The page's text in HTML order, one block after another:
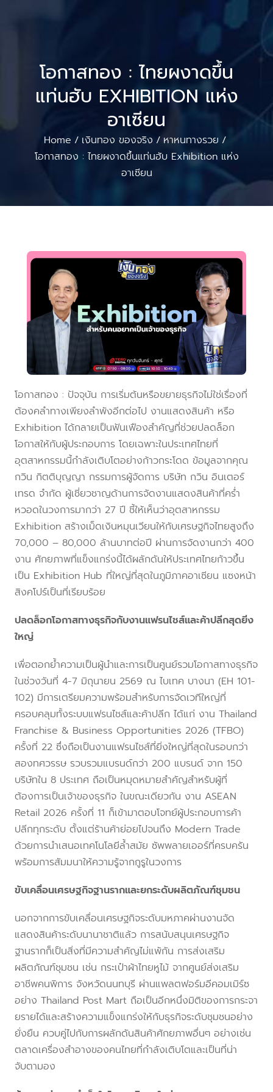
โอกาสทอง : ไทยผงาดขึ้น
แท่นฮับ EXHIBITION แห่ง
อาเซียน
Home / เงินทอง ของจริง / หาหนทางรวย /
โอกาสทอง : ไทยผงาดขึ้นแท่นฮับ Exhibition แห่ง
อาเซียน
โอกาสทอง : ปัจจุบัน การเริ่มต้นหรือขยายธุรกิจไม่ใช่เรื่องที่
ต้องคลำทางเพียงลำพังอีกต่อไป งานแสดงสินค้า หรือ
Exhibition ได้กลายเป็นฟันเฟืองสำคัญที่ช่วยปลดล็อก
โอกาสให้กับผู้ประกอบการ โดยเฉพาะในประเทศไทยที่
อุตสาหกรรมนี้กำลังเติบโตอย่างก้าวกระโดด ข้อมูลจากคุณ
กวิน กิตติบุญญา กรรมการผู้จัดการ บริษัท กวิน อินเตอร์
เทรด จำกัด ผู้เชี่ยวชาญด้านการจัดงานแสดงสินค้าที่คร่ำ
หวอดในวงการมากว่า 27 ปี ชี้ให้เห็นว่าอุตสาหกรรม
Exhibition สร้างเม็ดเงินหมุนเวียนให้กับเศรษฐกิจไทยสูงถึง
70,000 – 80,000 ล้านบาทต่อปี ผ่านการจัดงานกว่า 400
งาน ศักยภาพที่แข็งแกร่งนี้ได้ผลักดันให้ประเทศไทยก้าวขึ้น
เป็น Exhibition Hub ที่ใหญ่ที่สุดในภูมิภาคอาเซียน แซงหน้า
สิงคโปร์เป็นที่เรียบร้อย
ปลดล็อกโอกาสทางธุรกิจกับงานแฟรนไชส์และค้าปลีกสุดยิ่ง
ใหญ่
เพื่อตอกย้ำความเป็นผู้นำและการเป็นศูนย์รวมโอกาสทางธุรกิจ
ในช่วงวันที่ 4-7 มิถุนายน 2569 ณ ไบเทค บางนา (EH 101-
102) มีการเตรียมความพร้อมสำหรับการจัดเวทีใหญ่ที่
ครอบคลุมทั้งระบบแฟรนไชส์และค้าปลีก ได้แก่ งาน Thailand
Franchise & Business Opportunities 2026 (TFBO)
ครั้งที่ 22 ซึ่งถือเป็นงานแฟรนไชส์ที่ยิ่งใหญ่ที่สุดในรอบกว่า
สองทศวรรษ รวบรวมแบรนด์กว่า 200 แบรนด์ จาก 150
บริษัทใน 8 ประเทศ ถือเป็นหมุดหมายสำคัญสำหรับผู้ที่
ต้องการเป็นเจ้าของธุรกิจ ในขณะเดียวกัน งาน ASEAN
Retail 2026 ครั้งที่ 11 ก็เข้ามาตอบโจทย์ผู้ประกอบการค้า
ปลีกทุกระดับ ตั้งแต่ร้านค้าย่อยไปจนถึง Modern Trade
ด้วยการนำเสนอเทคโนโลยีล้ำสมัย ซัพพลายเออร์ที่ครบครัน
พร้อมการสัมมนาให้ความรู้จากกูรูในวงการ
ขับเคลื่อนเศรษฐกิจฐานรากและยกระดับผลิตภัณฑ์ชุมชน
นอกจากการขับเคลื่อนเศรษฐกิจระดับมหภาคผ่านงานจัด
แสดงสินค้าระดับนานาชาติแล้ว การสนับสนุนเศรษฐกิจ
ฐานรากก็เป็นสิ่งที่มีความสำคัญไม่แพ้กัน การส่งเสริม
ผลิตภัณฑ์ชุมชน เช่น กระเป๋าผ้าไทยหูไม้ จากศูนย์ส่งเสริม
อาชีพคนพิการ จังหวัดนนทบุรี ผ่านแพลตฟอร์มอีคอมเมิร์ซ
อย่าง Thailand Post Mart ถือเป็นอีกหนึ่งมิติของการกระจา
ยรายได้และสร้างความแข็งแกร่งให้กับธุรกิจระดับชุมชนอย่าง
ยั่งยืน ควบคู่ไปกับการผลักดันสินค้าศักยภาพอื่นๆ อย่างเช่น
ตลาดเครื่องสำอางของคนไทยที่กำลังเติบโตและเป็นที่น่า
จับตามอง